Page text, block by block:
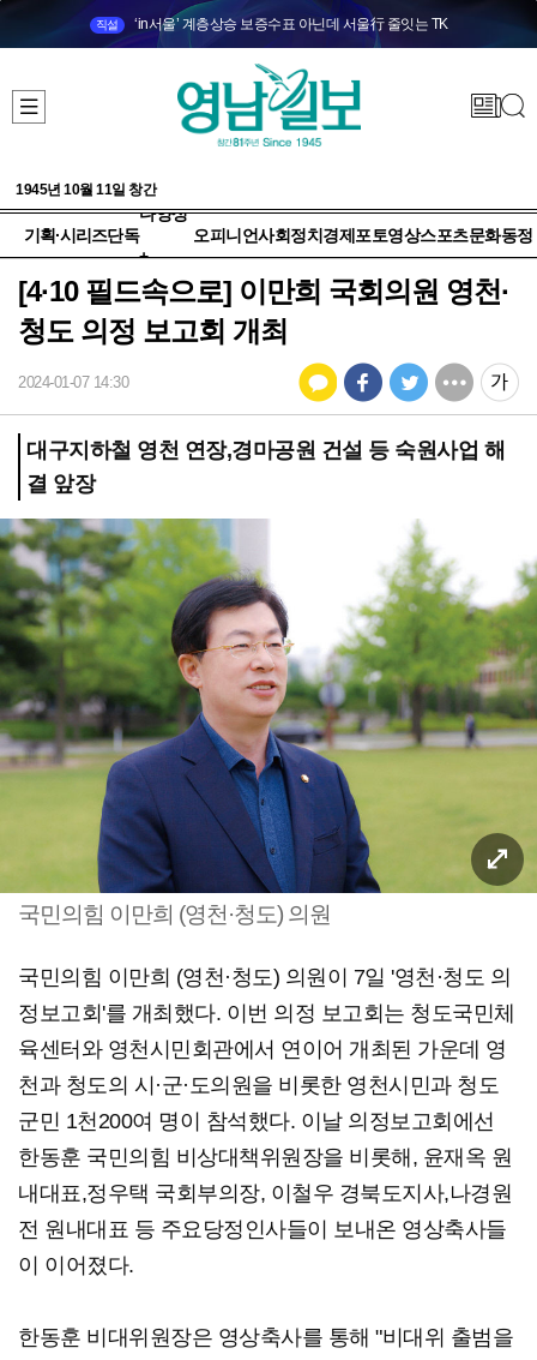
직설 ‘in서울’ 계층상승 보증수표 아닌데 서울行 줄잇는 TK
1945년 10월 11일 창간
기획·시리즈단독
다양성
+
오피니언사회정치 경제 포토영상스포츠문화동정
[4·10 필드속으로] 이만희 국회의원 영천·
청도 의정 보고회 개최
2024-01-07 14:30
대구지하철 영천 연장,경마공원 건설 등 숙원사업 해
결 앞장
국민의힘 이만희 (영천·청도) 의원
국민의힘 이만희 (영천·청도) 의원이 7일 '영천·청도 의
정보고회'를 개최했다. 이번 의정 보고회는 청도국민체
육센터와 영천시민회관에서 연이어 개최된 가운데 영
천과 청도의 시·군·도의원을 비롯한 영천시민과 청도
군민 1천200여 명이 참석했다. 이날 의정보고회에선
한동훈 국민의힘 비상대책위원장을 비롯해, 윤재옥 원
내대표,정우택 국회부의장, 이철우 경북도지사,나경원
전 원내대표 등 주요당정인사들이 보내온 영상축사들
이 이어졌다.
한동훈 비대위원장은 영상축사를 통해 "비대위 출범을